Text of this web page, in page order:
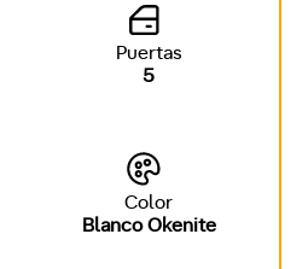
Puertas
5
Color
Blanco Okenite